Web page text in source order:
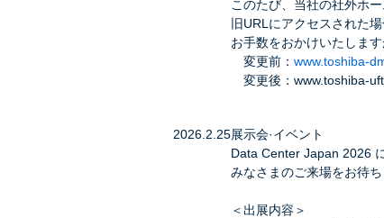
このたび、当社の社外ホ
旧URLにアクセスされた
お手数をおかけいたしま
変更前： www.toshiba-
変更後： www.toshiba-
2026.2.25展示会·イベント
Data Center Japan 2026
みなさまのご来場をお待ち
＜出展内容＞